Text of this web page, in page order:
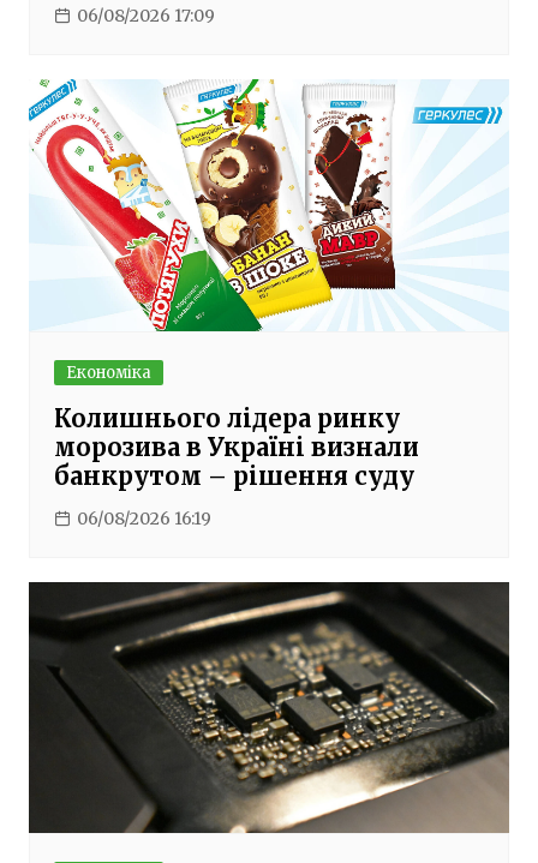
06/08/2026 17:09
Економіка
Колишнього лідера ринку
морозива в Україні визнали
банкрутом – рішення суду
06/08/2026 16:19